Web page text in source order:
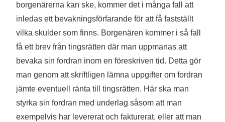
borgenärerna kan ske, kommer det i många fall att
inledas ett bevakningsförfarande för att få fastställt
vilka skulder som finns. Borgenären kommer i så fall
få ett brev från tingsrätten där man uppmanas att
bevaka sin fordran inom en föreskriven tid. Detta gör
man genom att skriftligen lämna uppgifter om fordran
jämte eventuell ränta till tingsrätten. Här ska man
styrka sin fordran med underlag såsom att man
exempelvis har levererat och fakturerat, eller att man